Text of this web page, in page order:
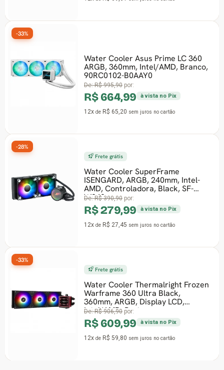
Water Cooler Asus Prime LC 360
ARGB, 360mm, Intel/AMD, Branco,
90RC0102-B0AAY0
De:R$ 995,90por:
R$ 664,99 à vista no Pix
12x de R$ 65,20 sem juros no cartão
-33%
Frete grátis
Water Cooler SuperFrame
ISENGARD, ARGB, 240mm, Intel-
AMD, Controladora, Black, SF-
W240
De:R$ 390,90por:
R$ 279,99 à vista no Pix
12x de R$ 27,45 sem juros no cartão
-28%
Frete grátis
Water Cooler Thermalright Frozen
Warframe 360 Ultra Black,
360mm, ARGB, Display LCD,
Intel/AMD, Preto
De:R$ 906,90por:
R$ 609,99 à vista no Pix
12x de R$ 59,80 sem juros no cartão
-33%